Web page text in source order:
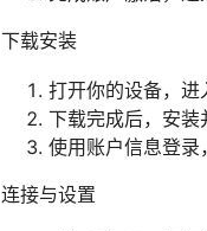
下载安装
打开你的设备，进
下载完成后，安装
使用账户信息登录
连接与设置